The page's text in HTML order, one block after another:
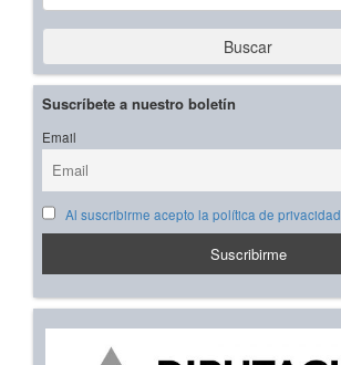
Buscar
Suscríbete a nuestro boletín
Email
Al suscribirme acepto la política de privacidad